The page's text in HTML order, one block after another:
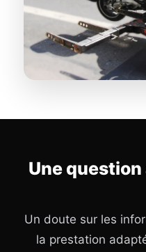
Une
Un doute sur les
la prestation